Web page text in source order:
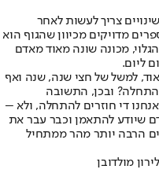
צריך לעשות לאחר
מדויקים מכיוון שהגוף הוא
מכונה שונה מאוד מאדם
ליום.
למשל של חצי שנה, שנה ואף
ובכן, התשובה
די חוזרים להתחלה, ולא –
שיודע להתאמן וכבר עבר את
הרבה יותר מהר ממתחיל
מולדובן